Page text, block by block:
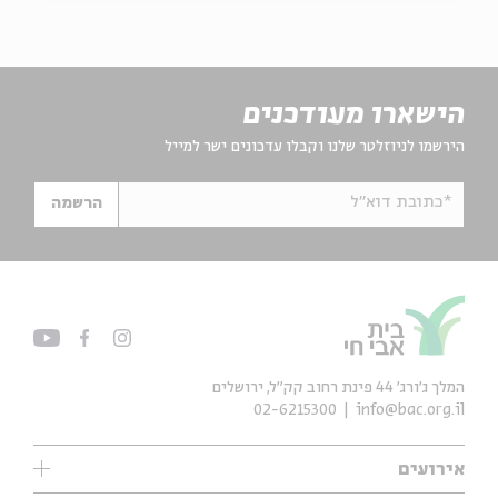
הישארו מעודכנים
הירשמו לניוזלטר שלנו וקבלו עדכונים ישר למייל
*כתובת דוא"ל הרשמה
אירועים
המלך ג'ורג' 44 פינת רחוב קק״ל, ירושלים
info@bac.org.il
02-6215300